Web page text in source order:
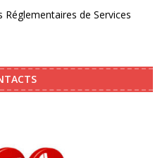
de Services